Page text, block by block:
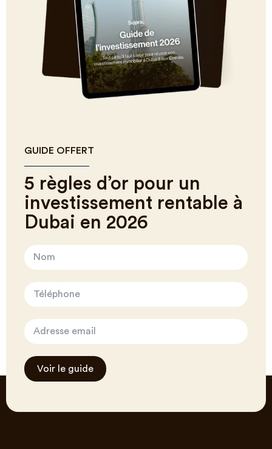
GUIDE OFFERT
5 règles d’or pour un
investissement rentable à
Dubai en 2026
Voir le guide